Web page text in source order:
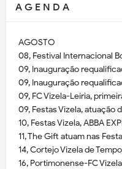
A G E N D A
AGOSTO
08, Festival Internacional
09, Inauguração
09, Inauguração
09, FC Vizela-Leiria,
09, Festas Vizela, atuação
10, Festas Vizela, ABBA
11, The Gift atuam nas
14, Cortejo Vizela de
16, Portimonense-FC